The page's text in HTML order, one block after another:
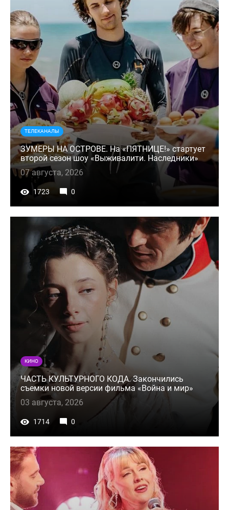
ТЕЛЕКАНАЛЫ
ЗУМЕРЫ НА ОСТРОВЕ. На «ПЯТНИЦЕ!» стартует
второй сезон шоу «Выживалити. Наследники»
07 августа, 2026
1723 0
КИНО
ЧАСТЬ КУЛЬТУРНОГО КОДА. Закончились
съемки новой версии фильма «Война и мир»
03 августа, 2026
1714 0